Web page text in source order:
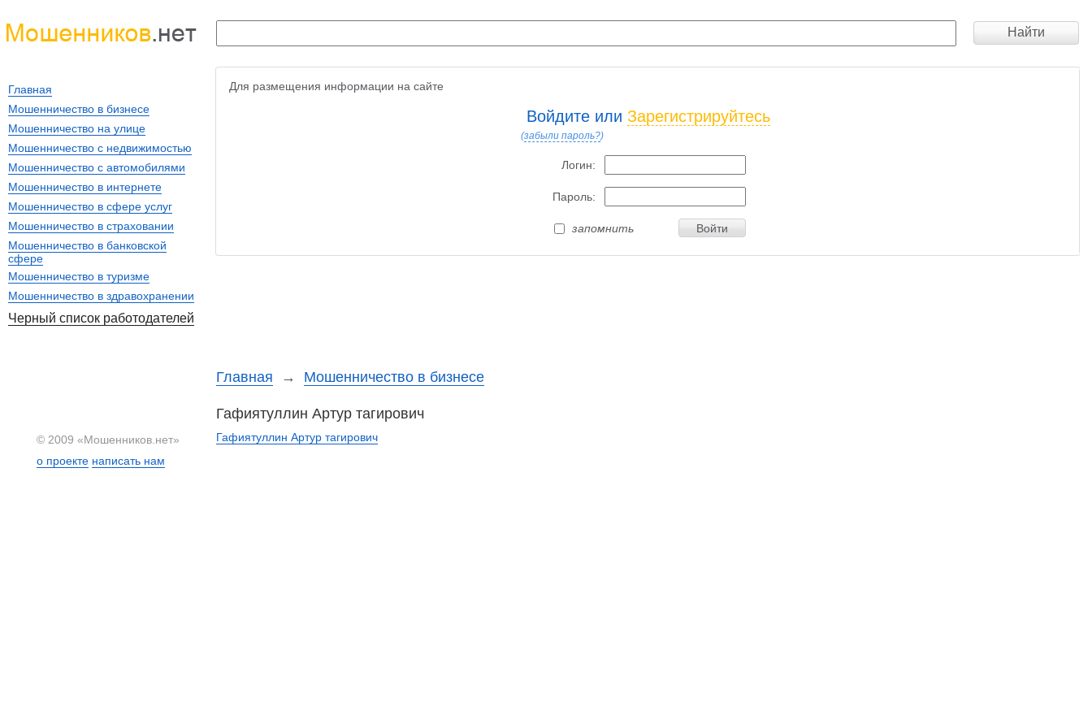
Найти
Для размещения информации на сайте
Войдите или Зарегистрируйтесь
(забыли пароль?)
Логин:
Пароль:
запомнить Войти
Главная → Мошенничество в бизнесе
Гафиятуллин Артур тагирович
Гафиятуллин Артур тагирович
Главная
Мошенничество в бизнесе
Мошенничество на улице
Мошенничество с недвижимостью
Мошенничество с автомобилями
Мошенничество в интернете
Мошенничество в сфере услуг
Мошенничество в страховании
Мошенничество в банковской
сфере
Мошенничество в туризме
Мошенничество в здравохранении
Черный список работодателей
© 2009 «Мошенников.нет»
о проекте написать нам